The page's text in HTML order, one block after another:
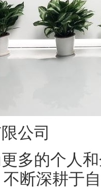
公司
多的个人
断深耕于